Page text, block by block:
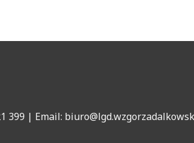
399 | Email: